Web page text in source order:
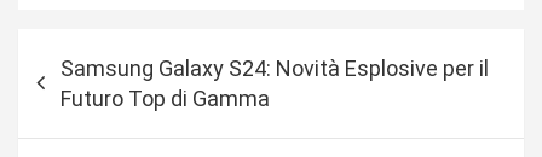
Samsung Galaxy S24: Novità Esplosive per il
Futuro Top di Gamma